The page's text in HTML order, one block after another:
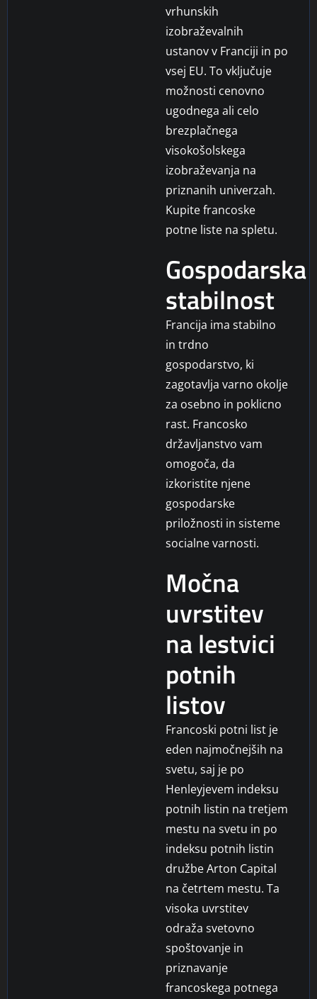
vrhunskih
izobraževalnih
ustanov v Franciji in po
vsej EU. To vključuje
možnosti cenovno
ugodnega ali celo
brezplačnega
visokošolskega
izobraževanja na
priznanih univerzah.
Kupite francoske
potne liste na spletu.
Gospodarska
stabilnost
Francija ima stabilno
in trdno
gospodarstvo, ki
zagotavlja varno okolje
za osebno in poklicno
rast. Francosko
državljanstvo vam
omogoča, da
izkoristite njene
gospodarske
priložnosti in sisteme
socialne varnosti.
Močna
uvrstitev
na lestvici
potnih
listov
Francoski potni list je
eden najmočnejših na
svetu, saj je po
Henleyjevem indeksu
potnih listin na tretjem
mestu na svetu in po
indeksu potnih listin
družbe Arton Capital
na četrtem mestu. Ta
visoka uvrstitev
odraža svetovno
spoštovanje in
priznavanje
francoskega potnega